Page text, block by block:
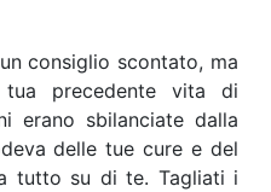
consiglio scontato, ma
tua precedente vita di
erano sbilanciate dalla
delle tue cure e del
tutto su di te. Tagliati i